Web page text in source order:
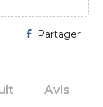
Partager
Avis